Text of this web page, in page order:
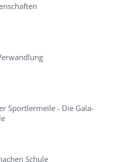
Sportlermeile - Die Gala-
Schule